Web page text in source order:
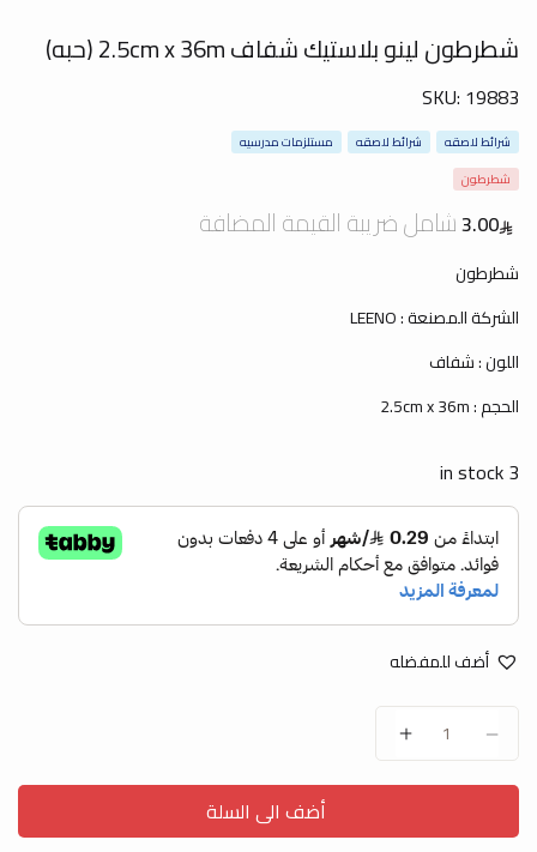
شطرطون لينو بلاستيك شفاف 2.5cm x 36m (حبه)
SKU: 19883
شرائط لاصقه شرائط لاصقه
مستلزمات مدرسيه
شطرطون
3.00شامل ضريبة القيمة المضافة
شطرطون
الشركة المصنعة : LEENO
اللون : شفاف
الحجم : 2.5cm x 36m
3 in stock
أضف للمفضله
شطرطون لينو بلاستيك شفاف 2.5cm x 36m (حبه) quantity
أضف الى السلة